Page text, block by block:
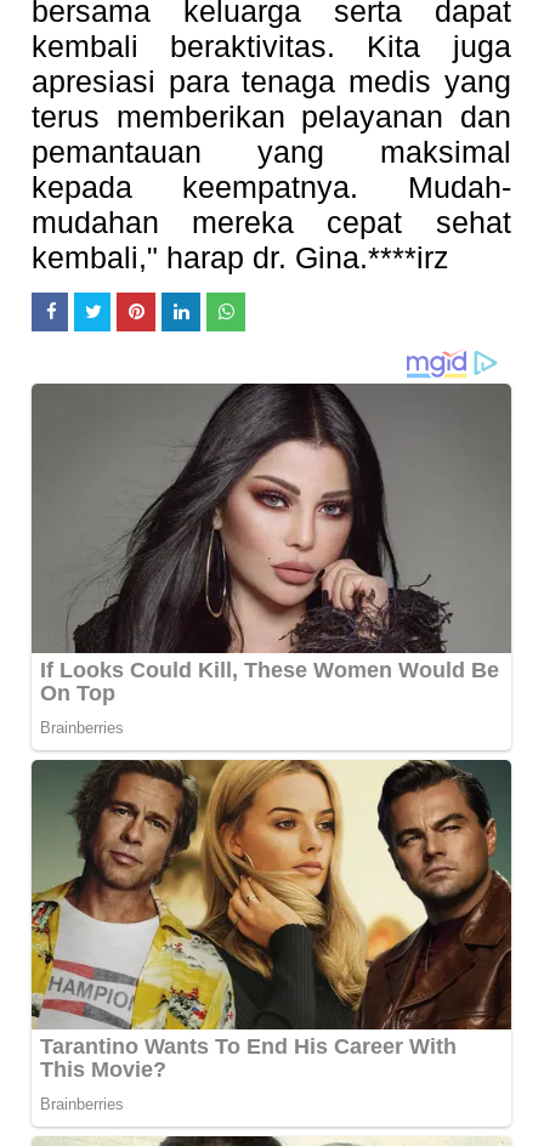
bersama keluarga serta dapat
kembali beraktivitas. Kita juga
apresiasi para tenaga medis yang
terus memberikan pelayanan dan
pemantauan yang maksimal
kepada keempatnya. Mudah-
mudahan mereka cepat sehat
kembali," harap dr. Gina.****irz